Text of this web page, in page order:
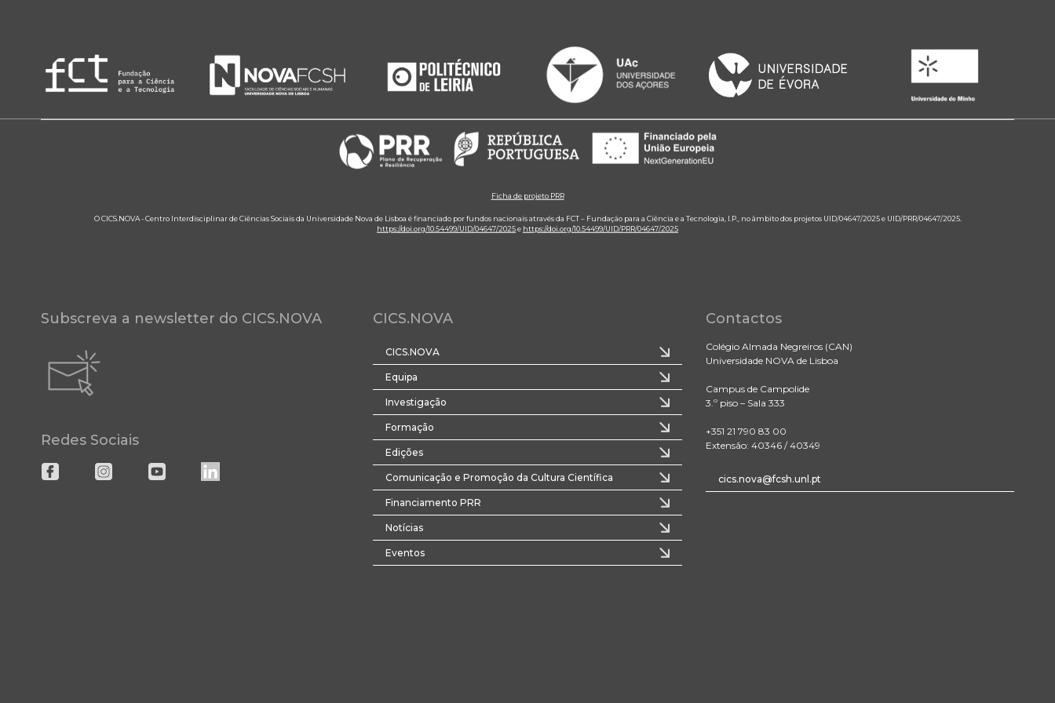
Ficha de projeto PRR
O CICS.NOVA - Centro Interdisciplinar de Ciências Sociais da Universidade Nova de Lisboa é financiado por fundos nacionais através da FCT – Fundação para a Ciência e a Tecnologia, I.P., no âmbito dos projetos UID/04647/2025 e UID/PRR/04647/2025.
https://doi.org/10.54499/UID/04647/2025e https://doi.org/10.54499/UID/PRR/04647/2025
Subscreva a newsletter do CICS.NOVA
Redes Sociais
CICS.NOVA
CICS.NOVA
Equipa
Investigação
Formação
Edições
Comunicação e Promoção da Cultura Científica
Financiamento PRR
Notícias
Eventos
Contactos
Colégio Almada Negreiros (CAN)
Universidade NOVA de Lisboa
Campus de Campolide
3.º piso – Sala 333
+351 21 790 83 00
Extensão: 40346 / 40349
cics.nova@fcsh.unl.pt